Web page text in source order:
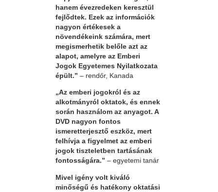
hanem évezredeken keresztül
fejlődtek. Ezek az információk
nagyon értékesek a
növendékeink számára, mert
megismerhetik belőle azt az
alapot, amelyre az Emberi
Jogok Egyetemes Nyilatkozata
épült.” – rendőr, Kanada
„Az emberi jogokról és az
alkotmányról oktatok, és ennek
során használom az anyagot. A
DVD nagyon fontos
ismeretterjesztő eszköz, mert
felhívja a figyelmet az emberi
jogok tiszteletben tartásának
fontosságára.” – egyetemi tanár
Mivel igény volt kiváló
minőségű és hatékony oktatási